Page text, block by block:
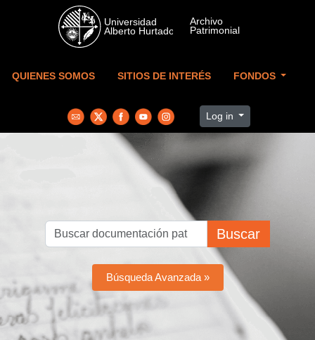
Skip to main content
QUIENES SOMOS SITIOS DE INTERÉS FONDOS
Log in
Buscar
Búsqueda Avanzada »